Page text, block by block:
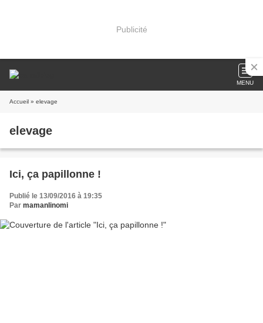
Publicité
MENU
Accueil » elevage
elevage
Ici, ça papillonne !
Publié le 13/09/2016 à 19:35
Par mamanlinomi